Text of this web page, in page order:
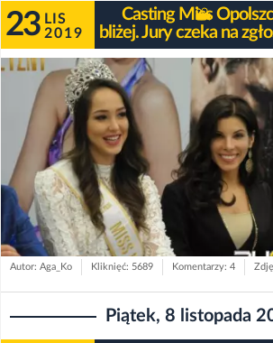
23 LIS
2019
Casting Miss
bliżej. Jury czeka na
Autor: Aga_Ko Kliknięć: 5689 Komentarzy: 4
Piątek, 8 listopada